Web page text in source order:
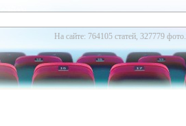
На сайте: 764105 статей, 327779 фото.